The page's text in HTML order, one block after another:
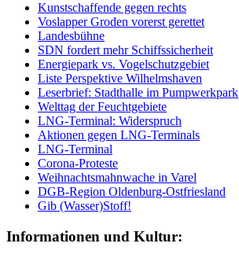
Kunstschaffende gegen rechts
Voslapper Groden vorerst gerettet
Landesbühne
SDN fordert mehr Schiffssicherheit
Energiepark vs. Vogelschutzgebiet
Liste Perspektive Wilhelmshaven
Leserbrief: Stadthalle im Pumpwerkpark
Welttag der Feuchtgebiete
LNG-Terminal: Widerspruch
Aktionen gegen LNG-Terminals
LNG-Terminal
Corona-Proteste
Weihnachtsmahnwache in Varel
DGB-Region Oldenburg-Ostfriesland
Gib (Wasser)Stoff!
Informationen und Kultur: